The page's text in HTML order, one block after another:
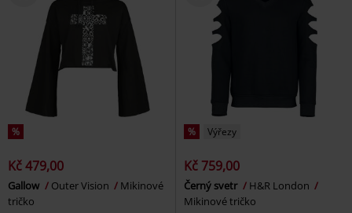
%
Kč 479,00
Gallow Outer Vision
Mikinové
tričko
% Výřezy
Kč 759,00
Černý svetr
H&R London
Mikinové tričko